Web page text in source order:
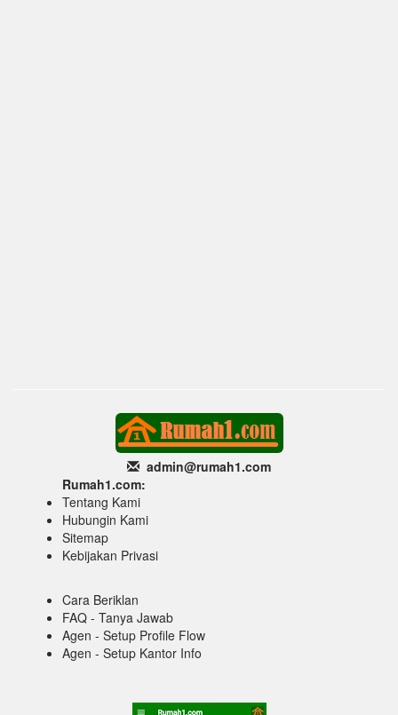
admin@rumah1.com
Rumah1.com:
Tentang Kami
Hubungin Kami
Sitemap
Kebijakan Privasi
Cara Beriklan
FAQ - Tanya Jawab
Agen - Setup Profile Flow
Agen - Setup Kantor Info